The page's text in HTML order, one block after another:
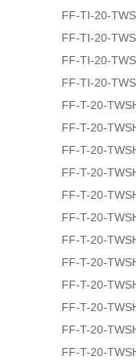
FF-TI-20-
FF-TI-20-
FF-TI-20-
FF-TI-20-
FF-T-20-
FF-T-20-
FF-T-20-
FF-T-20-
FF-T-20-
FF-T-20-
FF-T-20-
FF-T-20-
FF-T-20-
FF-T-20-
FF-T-20-
FF-T-20-